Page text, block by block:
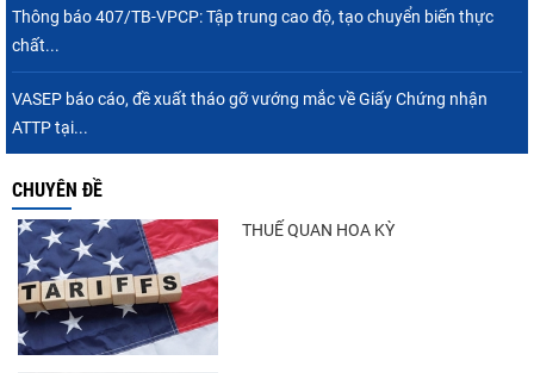
Thông báo 407/TB-VPCP: Tập trung cao độ, tạo chuyển biến thực
chất...
VASEP báo cáo, đề xuất tháo gỡ vướng mắc về Giấy Chứng nhận
ATTP tại...
CHUYÊN ĐỀ
THUẾ QUAN HOA KỲ